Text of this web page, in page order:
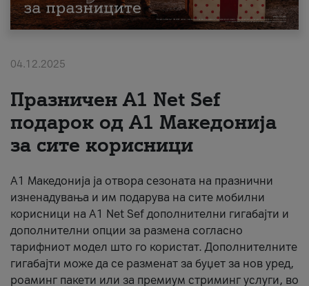
Поддршка
Надополни кредит
За нас
#ПодобарОнлајн
04.12.2025
Празничен A1 Net Sеf
подарок од А1 Македонија
за сите корисници
А1 Македонија ја отвора сезоната на празнични
изненадувања и им подарува на сите мобилни
корисници на A1 Net Sef дополнителни гигабајти и
дополнителни опции за размена согласно
тарифниот модел што го користат. Дополнителните
гигабајти може да се разменат за буџет за нов уред,
роаминг пакети или за премиум стриминг услуги, во